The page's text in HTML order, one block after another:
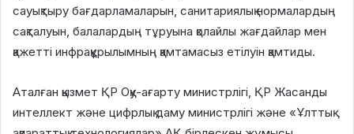
сауықтыру бағдарламаларын, санитариялық нормалардың
сақталуын, балалардың тұруына қолайлы жағдайлар мен
қажетті инфрақұрылымның қамтамасыз етілуін қамтиды.
Аталған қызмет ҚР Оқу-ағарту министрлігі, ҚР Жасанды
интеллект және цифрлық даму министрлігі және «Ұлттық